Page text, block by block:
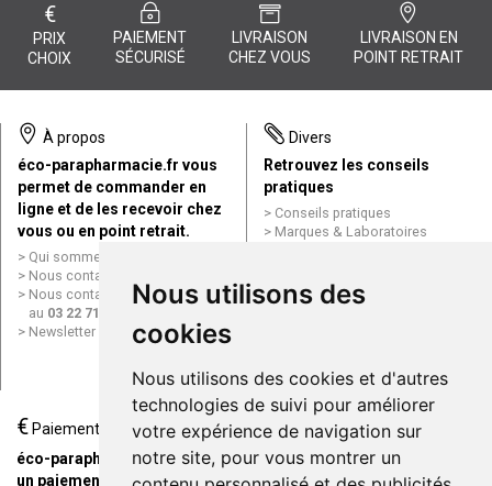
Nous utilisons des
cookies
Nous utilisons des cookies et d'autres
technologies de suivi pour améliorer
votre expérience de navigation sur
notre site, pour vous montrer un
€
PRIX
CHOIX
PAIEMENT
SÉCURISÉ
LIVRAISON
CHEZ VOUS
LIVRAISON EN
POINT RETRAIT
À propos
éco-parapharmacie.fr vous
permet de commander en
ligne et de les recevoir chez
vous ou en point retrait.
Qui sommes nous ?
Nous contacter par e-mail
Nous contacter par téléphone
au 03 22 71 64 10
Newsletter
Divers
Retrouvez les conseils
pratiques
Conseils pratiques
Marques & Laboratoires
Mentions légales
Données personnelles
ligne
€Paiement
éco-parapharmacie.fr offre
un paiement entièrement
Livraison / Point retrait
Commandez en ligne et
recevez votre commande